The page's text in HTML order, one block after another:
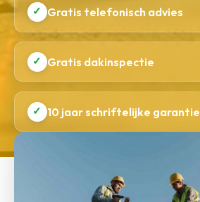
✓ Gratis telefonisch advies
✓ Gratis dakinspectie
✓ 10 jaar schriftelijke garantie